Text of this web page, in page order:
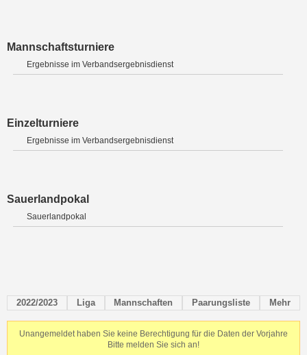
Mannschaftsturniere
Ergebnisse im Verbandsergebnisdienst
Einzelturniere
Ergebnisse im Verbandsergebnisdienst
Sauerlandpokal
Sauerlandpokal
2022/2023 Liga Mannschaften Paarungsliste Mehr
Unangemeldet haben Sie keine Berechtigung für die Daten der Vorjahre
Bitte melden Sie sich an!